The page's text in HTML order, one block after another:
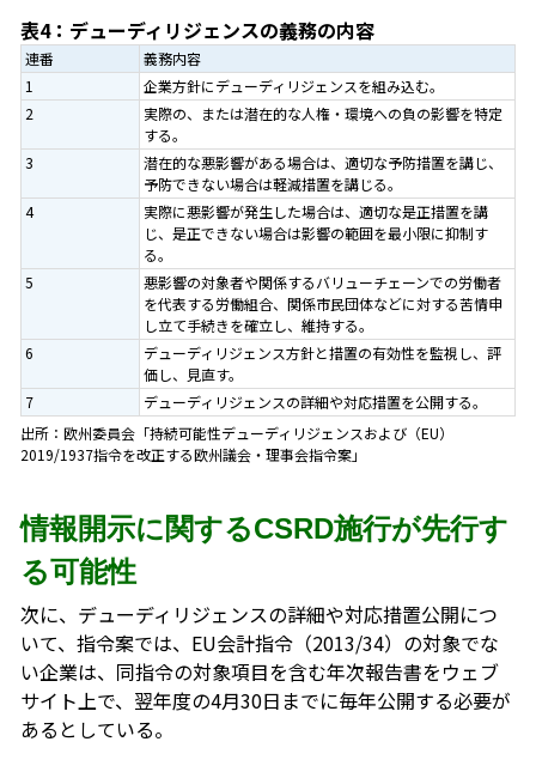
表4：デューディリジェンスの義務の内容
連番
義務内容
1
企業方針にデューディリジェンスを組み込む。
2
実際の、または潜在的な人権・環境への負の影響を特定
する。
3
潜在的な悪影響がある場合は、適切な予防措置を講じ、
予防できない場合は軽減措置を講じる。
4
実際に悪影響が発生した場合は、適切な是正措置を講
じ、是正できない場合は影響の範囲を最小限に抑制す
る。
5
悪影響の対象者や関係するバリューチェーンでの労働者
を代表する労働組合、関係市民団体などに対する苦情申
し立て手続きを確立し、維持する。
6
デューディリジェンス方針と措置の有効性を監視し、評
価し、見直す。
7
デューディリジェンスの詳細や対応措置を公開する。
出所：欧州委員会「持続可能性デューディリジェンスおよび（EU）
2019/1937指令を改正する欧州議会・理事会指令案」
情報開示に関するCSRD施行が先行す
る可能性
次に、デューディリジェンスの詳細や対応措置公開につ
いて、指令案では、EU会計指令（2013/34）の対象でな
い企業は、同指令の対象項目を含む年次報告書をウェブ
サイト上で、翌年度の4月30日までに毎年公開する必要が
あるとしている。